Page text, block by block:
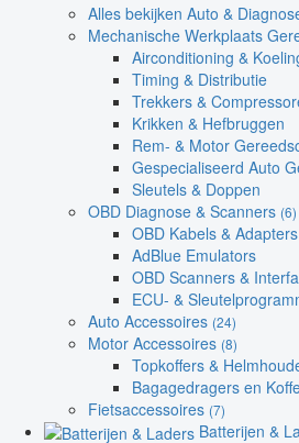
Alles bekijken Auto &
Mechanische Werkplaats
Airconditioning &
Timing & Distributie
Trekkers &
Krikken & Hefbruggen
Rem- & Motor
Gespecialiseerd Auto
Sleutels & Doppen
OBD Diagnose & Scanners (6)
OBD Kabels & Adapters
AdBlue Emulators
OBD Scanners &
ECU- &
Auto Accessoires (24)
Motor Accessoires (8)
Topkoffers &
Bagagedragers en
Fietsaccessoires (7)
Batterijen &